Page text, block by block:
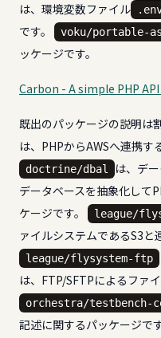
は、環境変数ファイル
です。
voku/portable-
ッケージです。
Carbon - A simple PHP
既出のパッケージの説明は
は、PHPからAWSへ連携す
doctrine/dbal
は、デ
データベースを抽象化して
ケージです。
league/
ァイルシステムであるS3と
league/flysystem-ftp
は、FTP/SFTPによるファ
orchestra/testbench-
記述に関するパッケージです